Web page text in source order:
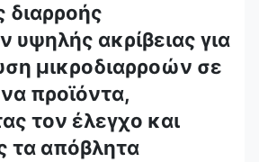
διαρροής
υψηλής ακρίβειας για
μικροδιαρροών σε
προϊόντα,
τον έλεγχο και
τα απόβλητα